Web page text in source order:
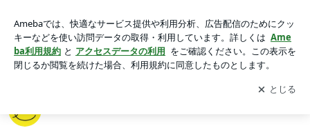
アプリをダウンロードして ブログの更新通知
を受け取りまし
ょう。
開く